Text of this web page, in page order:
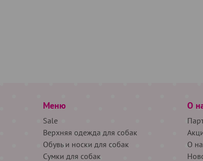
Меню
Sale
Верхняя одежда для собак
Обувь и носки для собак
Сумки для собак
О
О